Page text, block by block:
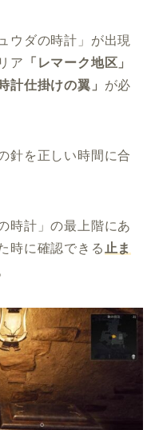
ウダの時計」が出現
ア
「レマーク地区」
時計仕掛けの翼」 が必
針を正しい時間に合
時計」の最上階にあ
時に確認できる 止ま